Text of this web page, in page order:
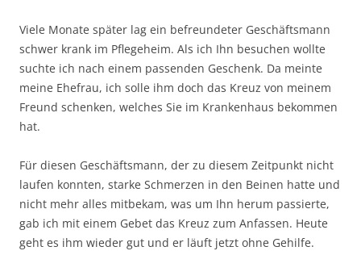
Viele Monate später lag ein befreundeter Geschäftsmann
schwer krank im Pflegeheim. Als ich Ihn besuchen wollte
suchte ich nach einem passenden Geschenk. Da meinte
meine Ehefrau, ich solle ihm doch das Kreuz von meinem
Freund schenken, welches Sie im Krankenhaus bekommen
hat.
Für diesen Geschäftsmann, der zu diesem Zeitpunkt nicht
laufen konnten, starke Schmerzen in den Beinen hatte und
nicht mehr alles mitbekam, was um Ihn herum passierte,
gab ich mit einem Gebet das Kreuz zum Anfassen. Heute
geht es ihm wieder gut und er läuft jetzt ohne Gehilfe.